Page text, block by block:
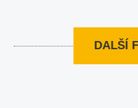
DALŠÍ